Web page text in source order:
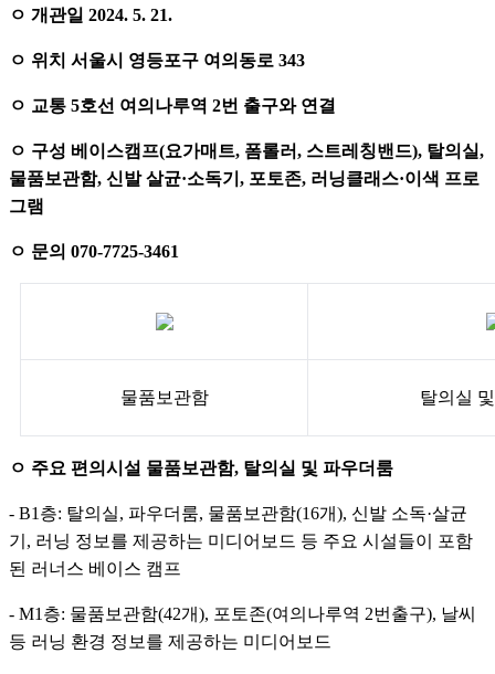
ㅇ 개관일 2024. 5. 21.
ㅇ 위치 서울시 영등포구 여의동로 343
ㅇ 교통 5호선 여의나루역 2번 출구와 연결
ㅇ 구성 베이스캠프(요가매트, 폼롤러, 스트레칭밴드), 탈의실,
물품보관함, 신발 살균·소독기, 포토존, 러닝클래스·이색 프로
그램
ㅇ 문의 070-7725-3461
물품보관함 탈의실
ㅇ 주요 편의시설 물품보관함, 탈의실 및 파우더룸
- B1층: 탈의실, 파우더룸, 물품보관함(16개), 신발 소독·살균
기, 러닝 정보를 제공하는 미디어보드 등 주요 시설들이 포함
된 러너스 베이스 캠프
- M1층: 물품보관함(42개), 포토존(여의나루역 2번출구), 날씨
등 러닝 환경 정보를 제공하는 미디어보드